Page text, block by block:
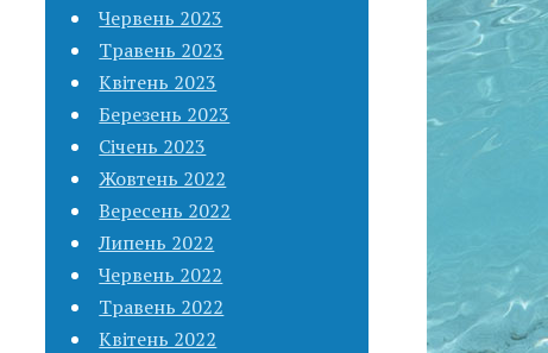
Червень 2023
Травень 2023
Квітень 2023
Березень 2023
Січень 2023
Жовтень 2022
Вересень 2022
Липень 2022
Червень 2022
Травень 2022
Квітень 2022